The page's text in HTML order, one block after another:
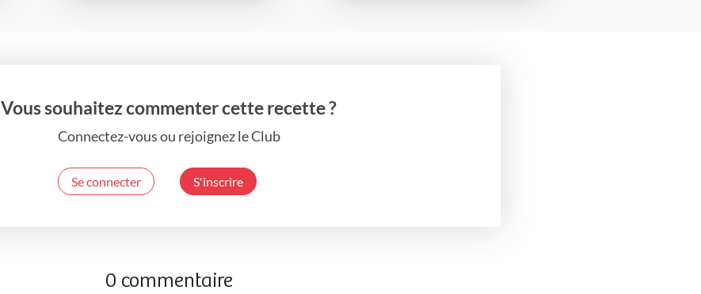
Vous souhaitez commenter cette recette ?
Connectez-vous ou rejoignez le Club
Se connecter S'inscrire
0 commentaire